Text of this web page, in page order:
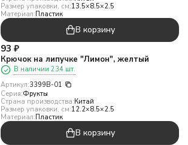
Размер упаковки, см:13.5×8.5×2.5
Материал:Пластик
В корзину
93 ₽
Крючок на липучке "Лимон", желтый
В наличии 234 шт.
Артикул:3399B-01
Серия:Фрукты
Страна производства:Китай
Размер упаковки, см:12.2×8.5×2.5
Материал:Пластик
В корзину